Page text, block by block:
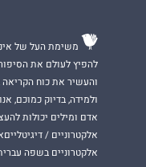
משימת העל של
להפיץ לעולם את
והעשיר את כוח
ולמידה, בדיוק כמוכם,
אדם ומילים יכולות
אלקטרוניים /
אלקטרוניים בשפה